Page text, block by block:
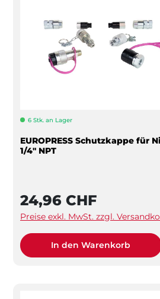
6 Stk. an Lager
EUROPRESS Schutzkappe für
1/4" NPT
24,96 CHF
Preise exkl. MwSt. zzgl.
In den Warenkorb